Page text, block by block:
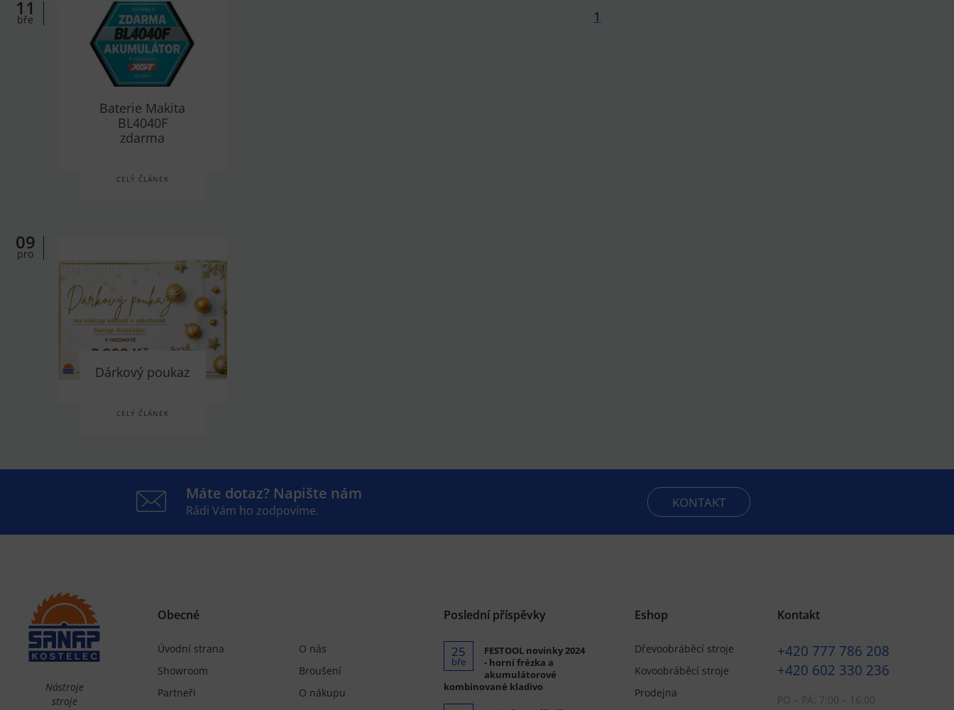
11
bře
Baterie Makita
BL4040F
zdarma
CELÝ ČLÁNEK
09
pro
Dárkový poukaz
CELÝ ČLÁNEK
1
Máte dotaz? Napište nám
Rádi Vám ho zodpovíme. KONTAKT
Nástroje
stroje
Obecné
Úvodní strana
O nás
Showroom
Broušení
Partneři
O nákupu
Poslední příspěvky
25
bře
FESTOOL novinky 2024
- horní frézka a
akumulátorové
kombinované kladivo
Eshop
Dřevoobráběcí stroje
Kovoobráběcí stroje
Prodejna
Kontakt
+420 777 786 208
+420 602 330 236
PO – PÁ: 7:00 – 16:00